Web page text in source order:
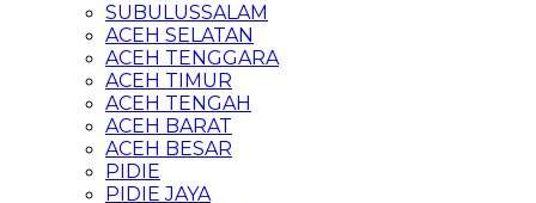
SUBULUSSALAM
ACEH SELATAN
ACEH TENGGARA
ACEH TIMUR
ACEH TENGAH
ACEH BARAT
ACEH BESAR
PIDIE
PIDIE JAYA